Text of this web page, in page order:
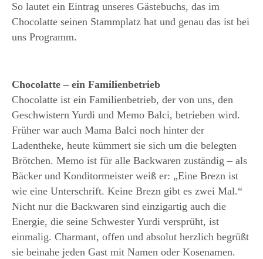
So lautet ein Eintrag unseres Gästebuchs, das im
Chocolatte seinen Stammplatz hat und genau das ist bei
uns Programm.
Chocolatte – ein Familienbetrieb
Chocolatte ist ein Familienbetrieb, der von uns, den
Geschwistern Yurdi und Memo Balci, betrieben wird.
Früher war auch Mama Balci noch hinter der
Ladentheke, heute kümmert sie sich um die belegten
Brötchen. Memo ist für alle Backwaren zuständig – als
Bäcker und Konditormeister weiß er: „Eine Brezn ist
wie eine Unterschrift. Keine Brezn gibt es zwei Mal.“
Nicht nur die Backwaren sind einzigartig auch die
Energie, die seine Schwester Yurdi versprüht, ist
einmalig. Charmant, offen und absolut herzlich begrüßt
sie beinahe jeden Gast mit Namen oder Kosenamen.